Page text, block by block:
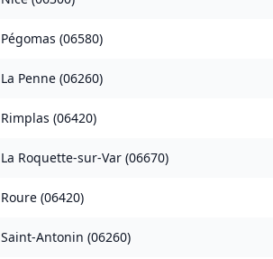
Pégomas (06580)
La Penne (06260)
Rimplas (06420)
La Roquette-sur-Var (06670)
Roure (06420)
Saint-Antonin (06260)